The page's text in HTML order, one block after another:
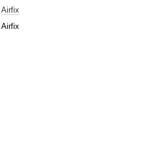
Airfix
Airfix